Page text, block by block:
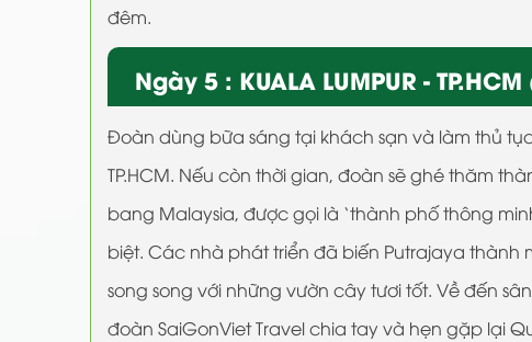
đêm.
Ngày 5 : KUALA LUMPUR -
Đoàn dùng bữa sáng tại khách sạn và làm thủ
TP.HCM. Nếu còn thời gian, đoàn sẽ ghé thăm
bang Malaysia, được gọi là ‘thành phố thông
biệt. Các nhà phát triển đã biến Putrajaya
song song với những vườn cây tươi tốt. Về đến
đoàn SaiGonViet Travel chia tay và hẹn gặp lại